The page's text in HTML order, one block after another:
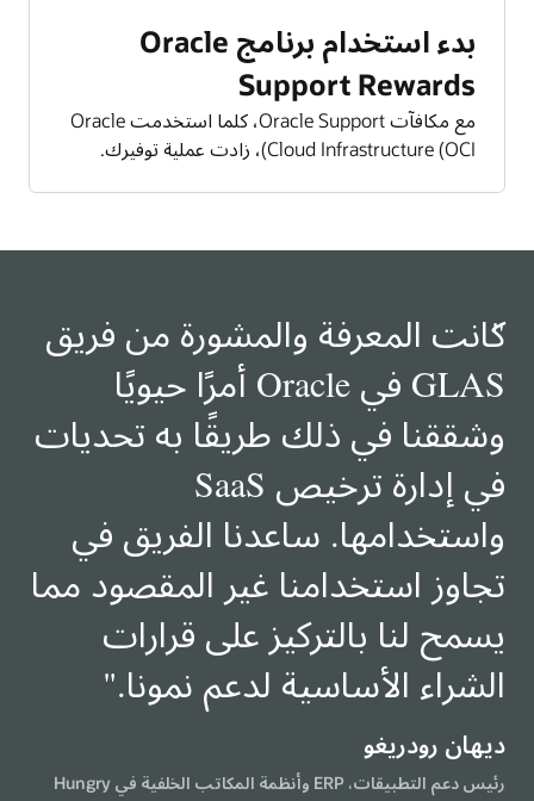
بدء استخدام برنامج Oracle
Support Rewards
مع مكافآت Oracle Support، كلما استخدمت Oracle
Cloud Infrastructure (OCI)، زادت عملية توفيرك.
Carousel
لعروض
"
كانت المعرفة والمشورة من فريق
GLAS في Oracle أمرًا حيويًا
وشققنا في ذلك طريقًا به تحديات
في إدارة ترخيص SaaS
واستخدامها. ساعدنا الفريق في
تجاوز استخدامنا غير المقصود مما
يسمح لنا بالتركيز على قرارات
الشراء الأساسية لدعم نمونا."
ديهان رودريغو
رئيس دعم التطبيقات، ERP وأنظمة المكاتب الخلفية في Hungry
"